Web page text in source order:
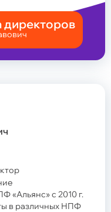
директоров
«Альянс» с 2010 г.
в различных НПФ